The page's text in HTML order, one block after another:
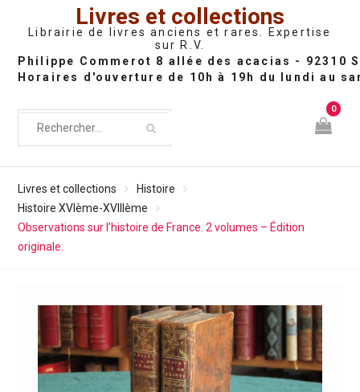
Livres et collections
Librairie de livres anciens et rares. Expertise
sur R.V.
0
Livres et collections
Histoire
Histoire XVIème-XVIIIème
Observations sur l’histoire de France. 2 volumes – Édition
originale.